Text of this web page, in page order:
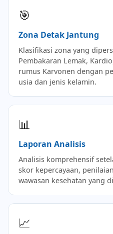
🎯
Zona Detak Jantung
Klasifikasi zona yang
Pembakaran Lemak,
rumus Karvonen dengan
usia dan jenis kelamin.
📊
Laporan Analisis
Analisis komprehensif
skor kepercayaan,
wawasan kesehatan yang
📈